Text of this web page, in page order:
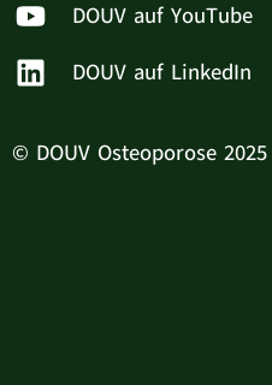
DOUV auf YouTube
DOUV auf LinkedIn
© DOUV Osteoporose 2025